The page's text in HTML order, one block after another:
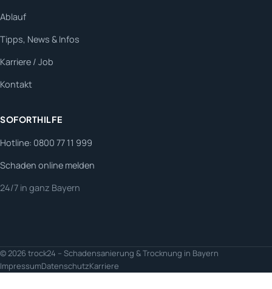
Ablauf
Tipps, News & Infos
Karriere / Job
Kontakt
SOFORTHILFE
Hotline: 0800 77 11 999
Schaden online melden
24/7 in ganz Bayern
© 2026 trock24 – Schadensanierung & Trocknung in Bayern
ImpressumDatenschutzKarriere